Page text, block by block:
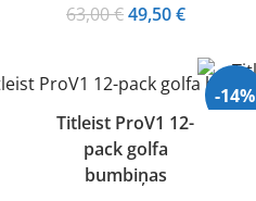
63,00€Original
63,00 €.
49,50€Current
is:
49,50 €.
Titleist ProV1 12-
pack golfa
bumbiņas
-14%